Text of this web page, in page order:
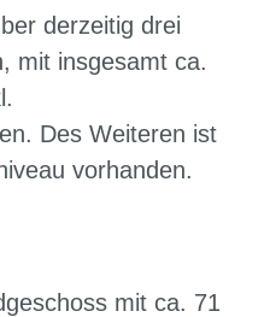
derzeitig drei
mit insgesamt ca.
Des Weiteren ist
vorhanden.
mit ca. 71